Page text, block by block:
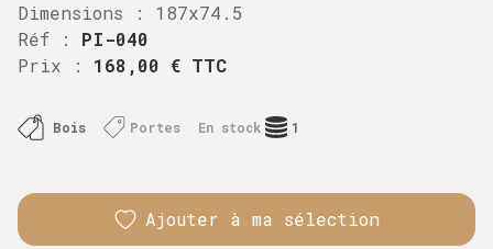
Dimensions :
187x74.5
Réf : PI-040
Prix : 168,00 € TTC
Bois Portes En stock 1
Ajouter à ma sélection